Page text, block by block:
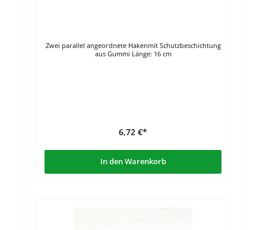
Zwei parallel angeordnete Hakenmit Schutzbeschichtung
aus Gummi Länge: 16 cm
6,72 €*
In den Warenkorb